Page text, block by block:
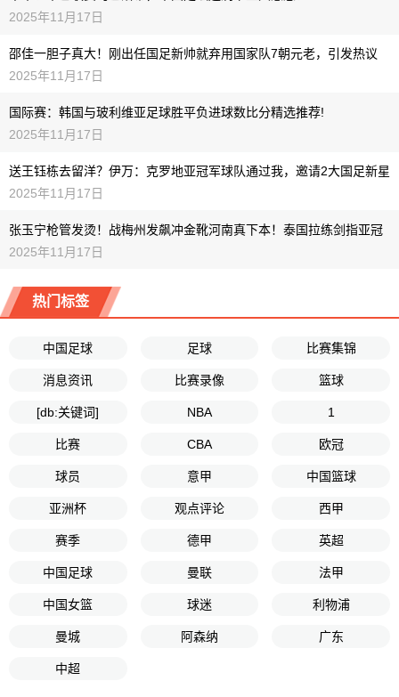
2025年11月17日
邵佳一胆子真大！刚出任国足新帅就弃用国家队7朝元老，引发热议
2025年11月17日
国际赛：韩国与玻利维亚足球胜平负进球数比分精选推荐!
2025年11月17日
送王钰栋去留洋？伊万：克罗地亚冠军球队通过我，邀请2大国足新星
2025年11月17日
张玉宁枪管发烫！战梅州发飙冲金靴河南真下本！泰国拉练剑指亚冠
2025年11月17日
热门标签
中国足球 足球 比赛集锦
消息资讯 比赛录像 篮球
[db:关键词] NBA 1
比赛 CBA 欧冠
球员 意甲 中国篮球
亚洲杯 观点评论 西甲
赛季 德甲 英超
中国足球 曼联 法甲
中国女篮 球迷 利物浦
曼城 阿森纳 广东
中超